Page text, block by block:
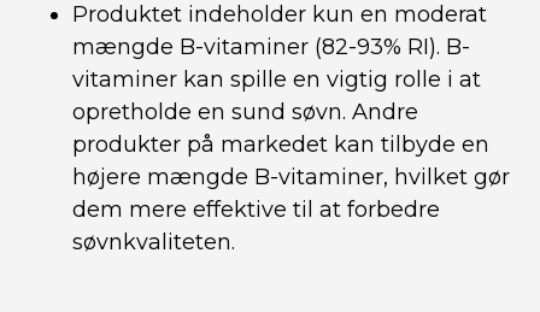
Produktet indeholder kun en moderat
mængde B-vitaminer (82-93% RI). B-
vitaminer kan spille en vigtig rolle i at
opretholde en sund søvn. Andre
produkter på markedet kan tilbyde en
højere mængde B-vitaminer, hvilket gør
dem mere effektive til at forbedre
søvnkvaliteten.